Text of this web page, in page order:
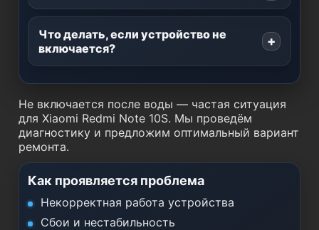
Что делать, если устройство не
включается?
Не включается после воды — частая ситуация
для Xiaomi Redmi Note 10S. Мы проведём
диагностику и предложим оптимальный вариант
ремонта.
Как проявляется проблема
Некорректная работа устройства
Сбои и нестабильность